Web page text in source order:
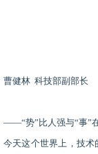
曹健林 科技部副部长
——“势”比人强与“事”
今天这个世界上，技